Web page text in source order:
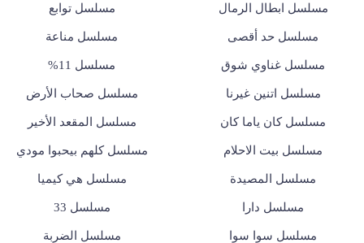
مسلسل ابطال الرمال مسلسل توابع
مسلسل حد أقصى مسلسل مناعة
مسلسل غناوي شوق مسلسل 11%
مسلسل اتنين غيرنا مسلسل صحاب الأرض
مسلسل كان ياما كان مسلسل المقعد الأخير
مسلسل بيت الاحلام مسلسل كلهم بيحبوا مودي
مسلسل المصيدة مسلسل هي كيميا
مسلسل دارا مسلسل 33
مسلسل سوا سوا مسلسل الضربة